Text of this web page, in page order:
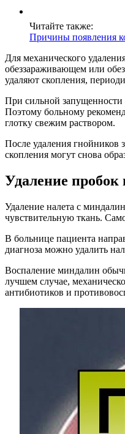
Читайте также:
Причины появления
Для механического
обеззараживающем или
удаляют скопления,
При сильной запущенности
Поэтому больному
глотку свежим раствором.
После удаления гнойников
скопления могут снова
Удаление
Удаление налета с
чувствительную ткань.
В больнице пациента
диагноза можно удалить
Воспаление миндалин
лучшем случае,
антибиотиков и